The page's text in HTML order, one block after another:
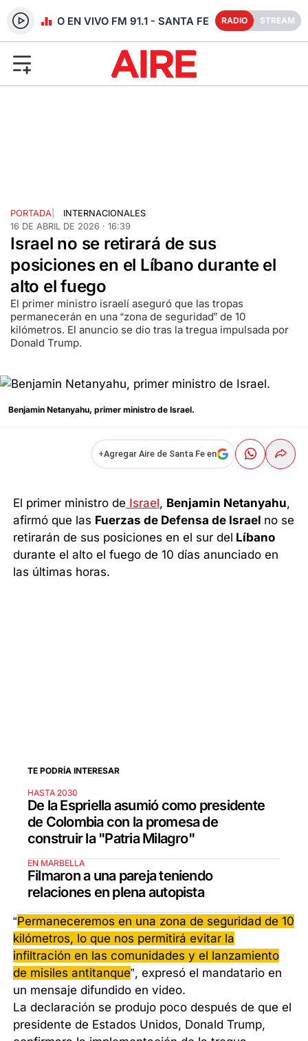
RADIO EN VIVO FM 91.1 - SANTA FE RADIO STREAM
PORTADA
INTERNACIONALES
16 DE ABRIL DE 2026 · 16:39
Israel no se retirará de sus
posiciones en el Líbano durante el
alto el fuego
El primer ministro israelí aseguró que las tropas
permanecerán en una “zona de seguridad” de 10
kilómetros. El anuncio se dio tras la tregua impulsada por
Donald Trump.
Benjamin Netanyahu, primer ministro de Israel.
+Agregar Aire de Santa Fe en
El primer ministro de Israel, Benjamin Netanyahu,
afirmó que las Fuerzas de Defensa de Israel no se
retirarán de sus posiciones en el sur del Líbano
durante el alto el fuego de 10 días anunciado en
las últimas horas.
TE PODRÍA INTERESAR
HASTA 2030
De la Espriella asumió como presidente
de Colombia con la promesa de
construir la "Patria Milagro"
EN MARBELLA
Filmaron a una pareja teniendo
relaciones en plena autopista
“Permaneceremos en una zona de seguridad de 10
kilómetros, lo que nos permitirá evitar la
infiltración en las comunidades y el lanzamiento
de misiles antitanque”, expresó el mandatario en
un mensaje difundido en video.
La declaración se produjo poco después de que el
presidente de Estados Unidos, Donald Trump,